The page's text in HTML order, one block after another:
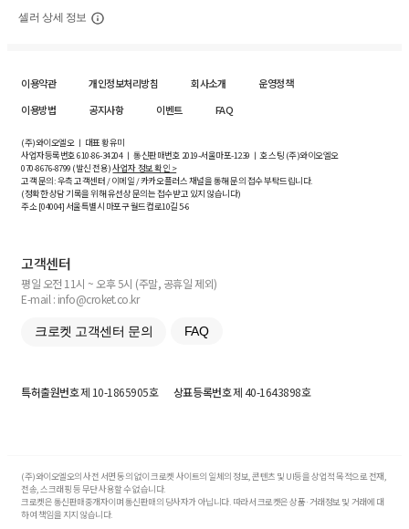
셀러 상세 정보
이용약관 개인정보처리방침 회사소개
운영정책
이용방법
공지사항 이벤트 FAQ
(주)와이오엘오 ㅣ 대표 황유미
사업자등록번호610-86-34204ㅣ 통신판매번호 2019-서울마포-1239 ㅣ 호스팅 (주)와이오엘오
070-8676-8799 (발신 전용)사업자 정보 확인 >
고객 문의: 우측 고객센터 / 이메일 / 카카오플러스 채널을 통해 문의 접수 부탁드립니다.
(정확한 상담 기록을 위해 유선상 문의는 접수받고 있지 않습니다)
주소 [04004] 서울특별시 마포구 월드컵로10길5-6
고객센터
평일 오전 11시 ~ 오후 5시 (주말, 공휴일 제외)
E-mail : info@croket.co.kr
크로켓 고객센터 문의 FAQ
특허출원번호제 10-1865905호 상표등록번호제 40-1643898호
(주)와이오엘오의 사전 서면 동의 없이 크로켓 사이트의 일체의 정보, 콘텐츠 및 UI등을 상업적 목적으로 전재,
전송, 스크래핑 등 무단 사용할 수 없습니다.
크로켓은 통신판매중개자이며 통신판매의 당사자가 아닙니다. 따라서 크로켓은 상품·거래정보 및 거래에 대
하여 책임을 지지 않습니다.